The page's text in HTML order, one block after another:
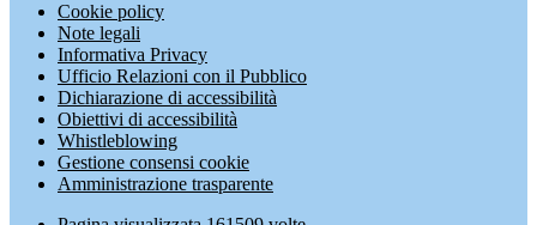
Cookie policy
Note legali
Informativa Privacy
Ufficio Relazioni con il Pubblico
Dichiarazione di accessibilità
Obiettivi di accessibilità
Whistleblowing
Gestione consensi cookie
Amministrazione trasparente